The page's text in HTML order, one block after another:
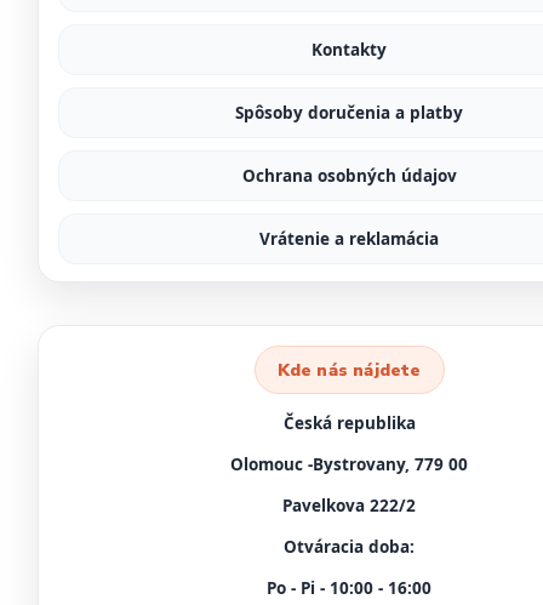
Kontakty
Spôsoby doručenia a platby
Ochrana osobných údajov
Vrátenie a reklamácia
Kde nás nájdete
Česká republika
Olomouc -Bystrovany, 779 00
Pavelkova 222/2
Otváracia doba:
Po - Pi - 10:00 - 16:00